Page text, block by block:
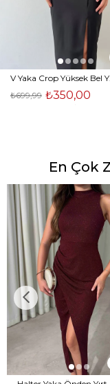
₺350,00
₺699,99
En Çok